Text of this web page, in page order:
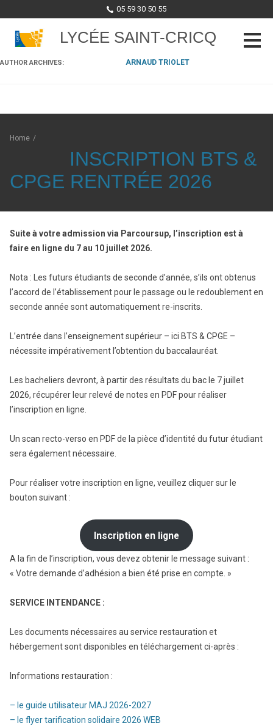
05 59 30 50 55
LYCÉE SAINT-CRICQ
AUTHOR ARCHIVES: ARNAUD TRIOLET
Home /
INSCRIPTION BTS &
CPGE RENTRÉE 2026
Suite à votre admission via Parcoursup, l’inscription est à
faire en ligne du 7 au 10 juillet 2026.
Nota : Les futurs étudiants de seconde d’année, s’ils ont obtenus
l’accord de l’établissement pour le passage ou le redoublement en
seconde année sont automatiquement re-inscrits.
L’entrée dans l’enseignement supérieur – ici BTS & CPGE –
nécessite impérativement l’obtention du baccalauréat.
Les bacheliers devront, à partir des résultats du bac le 7 juillet
2026, récupérer leur relevé de notes en PDF pour réaliser
l’inscription en ligne.
Un scan recto-verso en PDF de la pièce d’identité du futur étudiant
sera également nécessaire.
Pour réaliser votre inscription en ligne, veuillez cliquer sur le
bouton suivant :
Inscription en ligne
A la fin de l’inscription, vous devez obtenir le message suivant :
« Votre demande d’adhésion a bien été prise en compte. »
SERVICE INTENDANCE :
Les documents nécessaires au service restauration et
hébergement sont disponibles en téléchargement ci-après :
Informations restauration :
– le guide utilisateur MAJ 2026-2027
– le flyer tarification solidaire 2026 WEB